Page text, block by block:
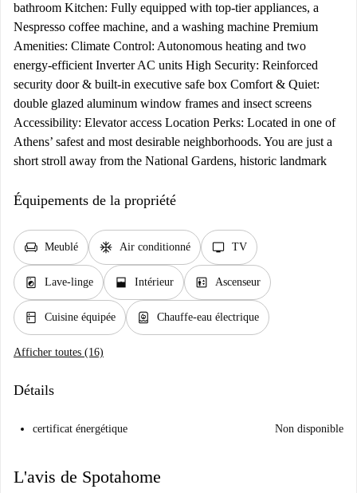
bathroom Kitchen: Fully equipped with top-tier appliances, a
Nespresso coffee machine, and a washing machine Premium
Amenities: Climate Control: Autonomous heating and two
energy-efficient Inverter AC units High Security: Reinforced
security door & built-in executive safe box Comfort & Quiet:
double glazed aluminum window frames and insect screens
Accessibility: Elevator access Location Perks: Located in one of
Athens’ safest and most desirable neighborhoods. You are just a
short stroll away from the National Gardens, historic landmark
Équipements de la propriété
chair Meublé ac_unit Air conditionné tv TV
local_laundry_service Lave-linge window_open Intérieur elevator Ascenseur
kitchen Cuisine équipée water_heater Chauffe-eau électrique
Afficher toutes (16)
Détails
certificat énergétique Non disponible
L'avis de Spotahome